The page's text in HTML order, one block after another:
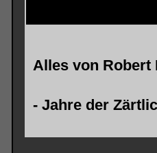
Alles von Robert
- Jahre der